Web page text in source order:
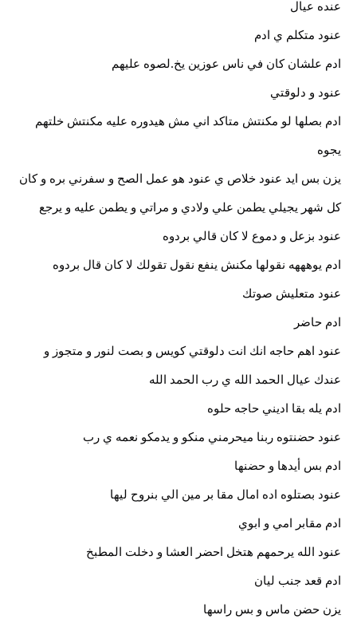
عنده عيال
عنود متكلم ي ادم
ادم علشان كان في ناس عوزين يخ.لصوه عليهم
عنود و دلوقتي
ادم بصلها لو مكنتش متاكد اني مش هيدوره عليه مكنتش خلتهم
يجوه
يزن بس ايد عنود خلاص ي عنود هو عمل الصح و سفرني بره و كان
كل شهر يجيلي يطمن علي ولادي و مراتي و يطمن عليه و يرجع
عنود بزعل و دموع لا كان قالي بردوه
ادم يوهههه نقولها مكنش ينفع نقول تقولك لا كان قال بردوه
عنود متعليش صوتك
ادم حاضر
عنود اهم حاجه انك انت دلوقتي كويس و بصت لنور و متجوز و
عندك عيال الحمد الله ي رب الحمد الله
ادم يله بقا اديني حاجه حلوه
عنود حضنتوه ربنا ميحرمني منكو و يدمكو نعمه ي رب
ادم بس أيدها و حضنها
عنود بصتلوه اده امال مقا بر مين الي بنروح ليها
ادم مقابر امي و ابوي
عنود الله يرحمهم هتخل احضر العشا و دخلت المطبخ
ادم قعد جنب ليان
يزن حضن ماس و بس راسها